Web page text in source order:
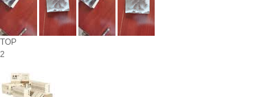
TOP
2